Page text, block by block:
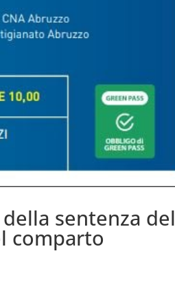
sentenza del
comparto